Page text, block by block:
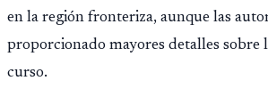
en la región fronteriza, aunque las
proporcionado mayores detalles sobre
curso.